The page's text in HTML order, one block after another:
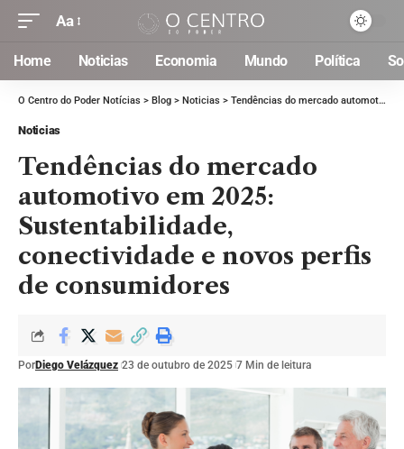
Aa
Home Noticias Economia Mundo Política
O Centro do Poder Notícias > Blog > Noticias > Tendências do mercado automotivo em 2025: Sustentabilidade, conectividade e novos perfis de consumidores
Noticias
Tendências do mercado
automotivo em 2025:
Sustentabilidade,
conectividade e novos perfis
de consumidores
PorDiego Velázquez 23 de outubro de 2025 7 Min de leitura